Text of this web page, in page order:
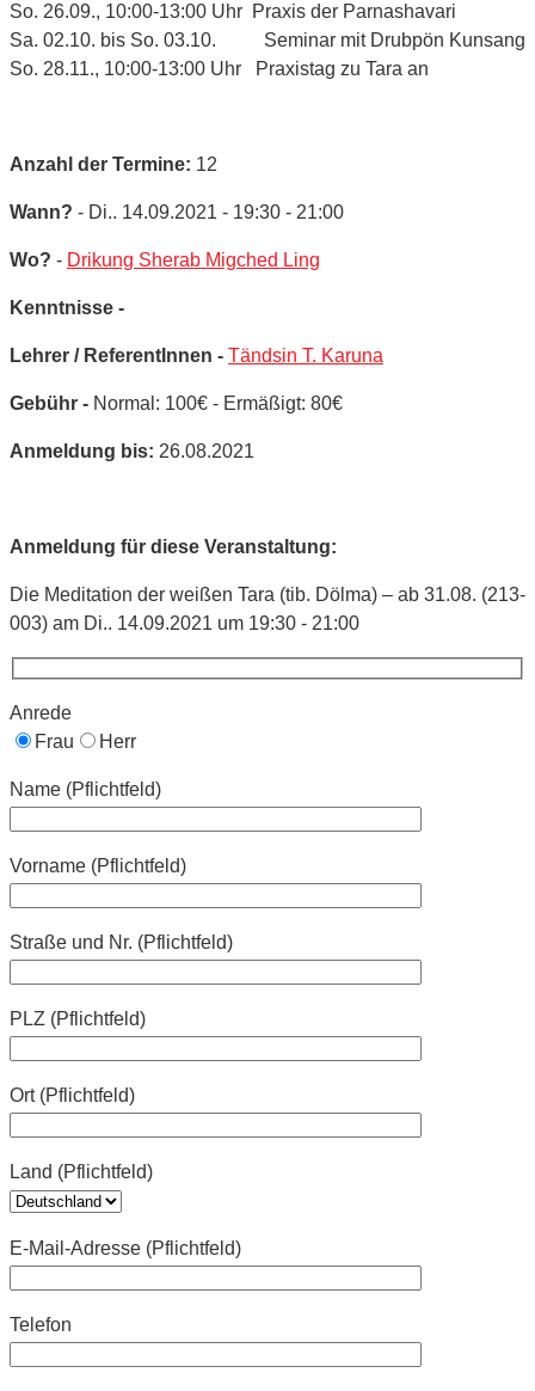
So. 26.09., 10:00-13:00 Uhr Praxis der Parnashavari
Sa. 02.10. bis So. 03.10. Seminar mit Drubpön Kunsang
So. 28.11., 10:00-13:00 Uhr Praxistag zu Tara an
Anzahl der Termine: 12
Wann? - Di.. 14.09.2021 - 19:30 - 21:00
Wo? - Drikung Sherab Migched Ling
Kenntnisse -
Lehrer / ReferentInnen - Tändsin T. Karuna
Gebühr - Normal: 100€ - Ermäßigt: 80€
Anmeldung bis: 26.08.2021
Anmeldung für diese Veranstaltung:
Die Meditation der weißen Tara (tib. Dölma) – ab 31.08. (213-
003) am Di.. 14.09.2021 um 19:30 - 21:00
Anrede
Frau
Herr
Name (Pflichtfeld)
Vorname (Pflichtfeld)
Straße und Nr. (Pflichtfeld)
PLZ (Pflichtfeld)
Ort (Pflichtfeld)
Land (Pflichtfeld)
E-Mail-Adresse (Pflichtfeld)
Telefon